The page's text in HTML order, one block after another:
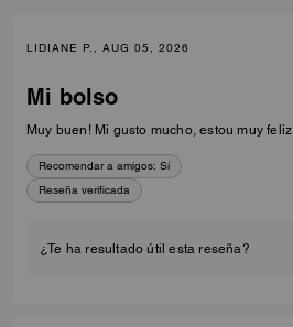
LIDIANE P., AUG 05, 2026
Mi bolso
Muy buen! Mi gusto mucho, estou muy feliz
Recomendar a amigos: Sí
Reseña verificada
¿Te ha resultado útil esta reseña?